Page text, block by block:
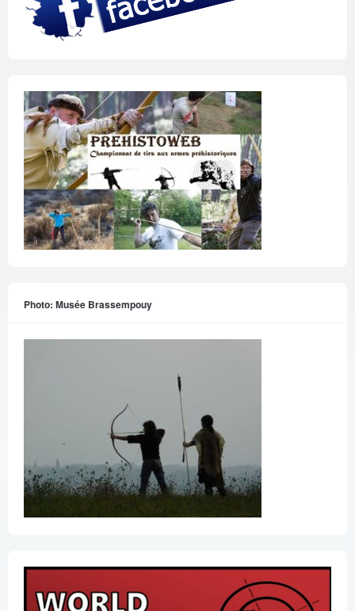
Photo: Musée Brassempouy